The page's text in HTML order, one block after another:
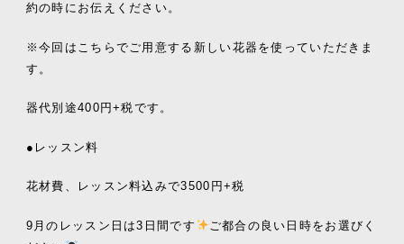
約の時にお伝えください。
※今回はこちらでご用意する新しい花器を使っていただきま
す。
器代別途400円+税です。
●レッスン料
花材費、レッスン料込みで3500円+税
9月のレッスン日は3日間です
ご都合の良い日時をお選びく